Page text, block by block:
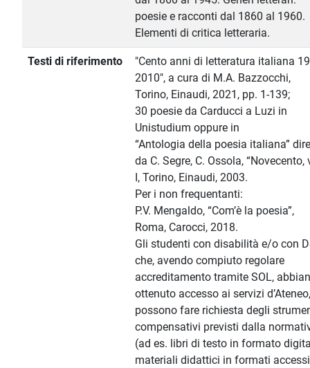
poesie e racconti dal 1860 al 1960.
Elementi di critica letteraria.
Testi di riferimento
"Cento anni di letteratura italiana
2010", a cura di M.A. Bazzocchi,
Torino, Einaudi, 2021, pp. 1-139;
30 poesie da Carducci a Luzi in
Unistudium oppure in
“Antologia della poesia italiana”
da C. Segre, C. Ossola, “Novecento,
I, Torino, Einaudi, 2003.
Per i non frequentanti:
P.V. Mengaldo, “Com’è la poesia”,
Roma, Carocci, 2018.
Gli studenti con disabilità e/o con
che, avendo compiuto regolare
accreditamento tramite SOL,
ottenuto accesso ai servizi d’Ateneo,
possono fare richiesta degli
compensativi previsti dalla
(ad es. libri di testo in formato
materiali didattici in formati